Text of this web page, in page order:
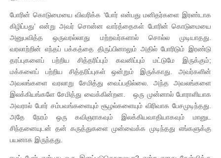
போரின் கொடுமையை விவரிக்க ‘போர் என்பது மனிதர்களை இரண்டாக
கிழிப்பது’ என்று அவர் சொன்ன வார்த்தைகள் போரின் கொடுமையை
அனுபவித்த ஒருவரல்லாது மற்றவர்களால் சொல்ல முடியாதது.
வரலாற்றின் எந்தப் பக்கத்தை திருப்பினாலும் அதில் போரிடும் இரண்டு
தரப்புகளைப் பற்றிய சித்தரிப்பும் கவனிப்பும் மட்டுமே இருக்கும்;
மக்களைப் பற்றிய சித்தரிப்புகள் ஒன்றும் இருக்காது. அவர்களின்
அவலங்களை வரலாறு சேமித்து வைப்பதில்லை. அந்த அவலங்களை
இலக்கியங்களே சேமித்து வைக்கின்றன. ஒரு முன்னால் போராளியாக
அவரால் போர் சம்பவங்களையும் சூழல்களையும் விரிவாக பேசமுடிந்தது.
அதே நேரம் ஒரு கவிஞராகவும் இலக்கியவாதியாகவும் மானுட
சிந்தனையுடன் தன் கருத்துகளை முன்வைக்க முடிந்தது எங்களுக்கு
பயனாக இருந்தது.